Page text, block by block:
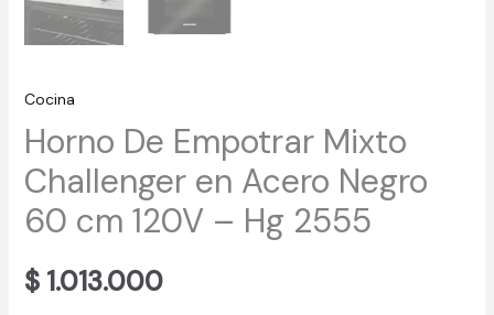
Cocina
Horno De Empotrar Mixto
Challenger en Acero Negro
60 cm 120V – Hg 2555
$1.013.000